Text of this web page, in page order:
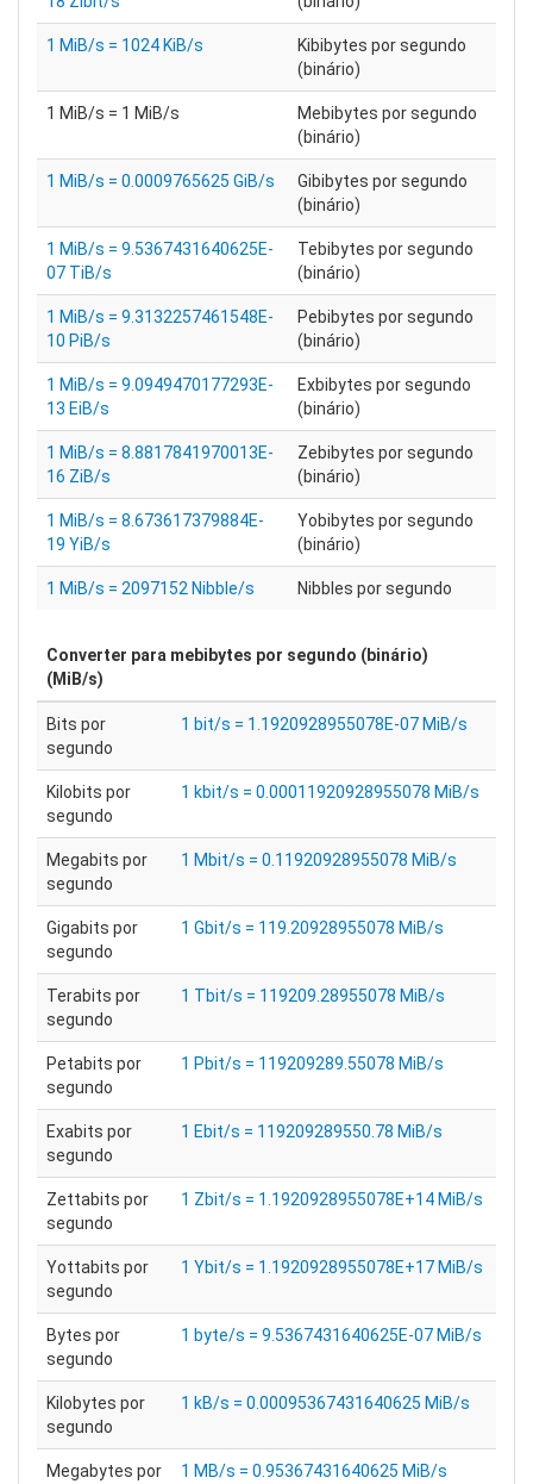
1 MiB/s = 1024 KiB/s
Kibibytes por segundo
(binário)
1 MiB/s = 1 MiB/s
Mebibytes por segundo
(binário)
1 MiB/s = 0.0009765625 GiB/s
Gibibytes por segundo
(binário)
1 MiB/s = 9.5367431640625E-
07 TiB/s
Tebibytes por segundo
(binário)
1 MiB/s = 9.3132257461548E-
10 PiB/s
Pebibytes por segundo
(binário)
1 MiB/s = 9.0949470177293E-
13 EiB/s
Exbibytes por segundo
(binário)
1 MiB/s = 8.8817841970013E-
16 ZiB/s
Zebibytes por segundo
(binário)
1 MiB/s = 8.673617379884E-
19 YiB/s
Yobibytes por segundo
(binário)
1 MiB/s = 2097152 Nibble/s Nibbles por segundo
Converter para mebibytes por segundo (binário)
(MiB/s)
Bits por
segundo
1 bit/s = 1.1920928955078E-07 MiB/s
Kilobits por
segundo
1 kbit/s = 0.00011920928955078 MiB/s
Megabits por
segundo
1 Mbit/s = 0.11920928955078 MiB/s
Gigabits por
segundo
1 Gbit/s = 119.20928955078 MiB/s
Terabits por
segundo
1 Tbit/s = 119209.28955078 MiB/s
Petabits por
segundo
1 Pbit/s = 119209289.55078 MiB/s
Exabits por
segundo
1 Ebit/s = 119209289550.78 MiB/s
Zettabits por
segundo
1 Zbit/s = 1.1920928955078E+14 MiB/s
Yottabits por
segundo
1 Ybit/s = 1.1920928955078E+17 MiB/s
Bytes por
segundo
1 byte/s = 9.5367431640625E-07 MiB/s
Kilobytes por
segundo
1 kB/s = 0.00095367431640625 MiB/s
Megabytes por
1 MB/s = 0.95367431640625 MiB/s